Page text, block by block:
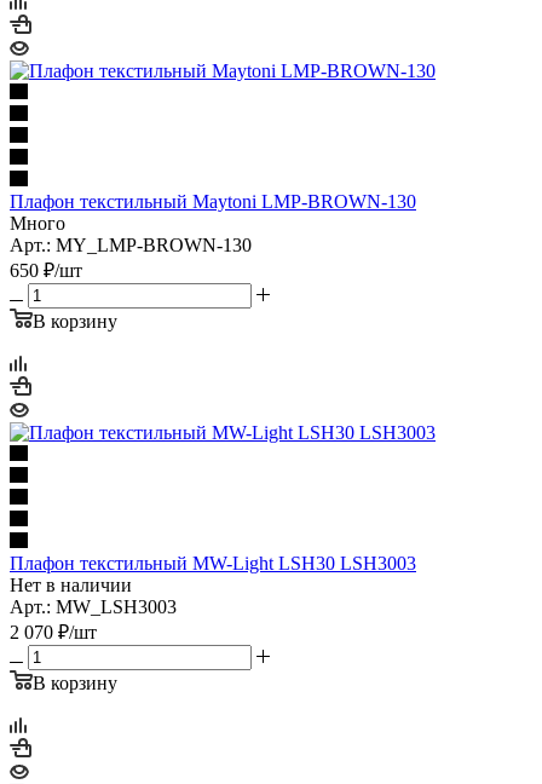
Плафон текстильный Maytoni LMP-BROWN-130
Много
Арт.: MY_LMP-BROWN-130
650 ₽/шт
В корзину
Плафон текстильный MW-Light LSH30 LSH3003
Нет в наличии
Арт.: MW_LSH3003
2 070 ₽/шт
В корзину